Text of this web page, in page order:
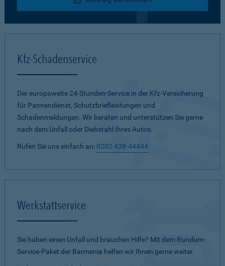
Kfz-Schadenservice
Der europaweite 24-Stunden-Service in der Kfz-Versicherung
für Pannendienst, Schutzbriefleistungen und
Schadenmeldungen. Wir beraten und unterstützen Sie gerne
nach dem Unfall oder Diebstahl Ihres Autos.
Rufen Sie uns einfach an: 0202 438-44444
Werkstattservice
Sie haben einen Unfall und brauchen Hilfe? Mit dem Rundum-
Service-Paket der Barmenia helfen wir Ihnen gerne weiter.